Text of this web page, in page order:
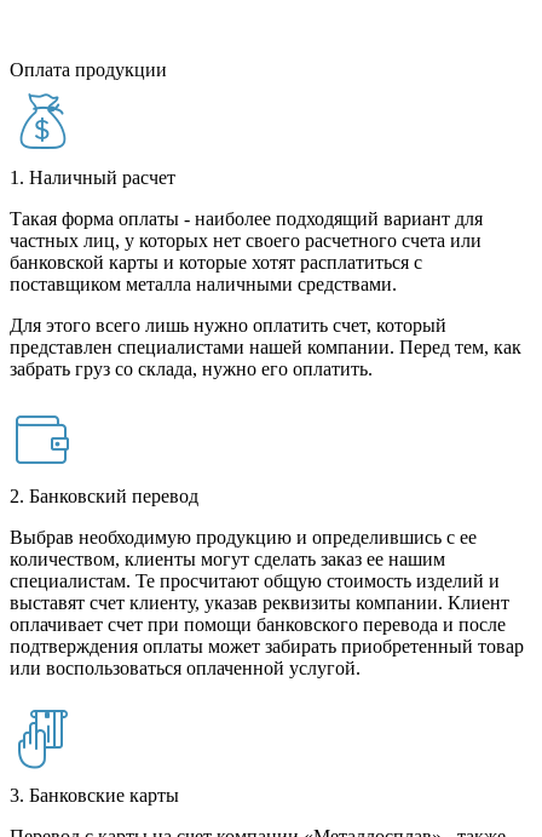
Оплата продукции
1. Наличный расчет
Такая форма оплаты - наиболее подходящий вариант для
частных лиц, у которых нет своего расчетного счета или
банковской карты и которые хотят расплатиться с
поставщиком металла наличными средствами.
Для этого всего лишь нужно оплатить счет, который
представлен специалистами нашей компании. Перед тем, как
забрать груз со склада, нужно его оплатить.
2. Банковский перевод
Выбрав необходимую продукцию и определившись с ее
количеством, клиенты могут сделать заказ ее нашим
специалистам. Те просчитают общую стоимость изделий и
выставят счет клиенту, указав реквизиты компании. Клиент
оплачивает счет при помощи банковского перевода и после
подтверждения оплаты может забирать приобретенный товар
или воспользоваться оплаченной услугой.
3. Банковские карты